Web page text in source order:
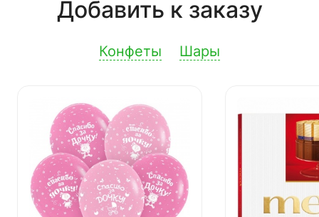
Добавить к заказу
Конфеты Шары